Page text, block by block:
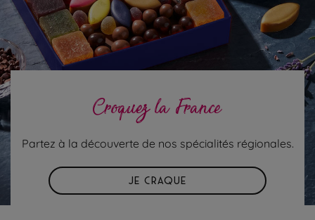
Croquez la France
Partez à la découverte de nos spécialités régionales.
JE CRAQUE